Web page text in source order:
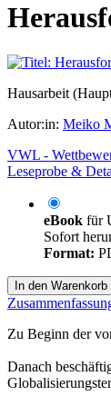
Hausarbeit
Autor:in: Meiko
VWL -
Leseprobe &
eBook für
Sofort
Format:
In den Warenkorb
Zu Beginn der
Danach